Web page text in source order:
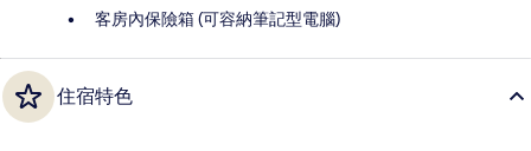
客房內保險箱 (可容納筆記型電腦)
住宿特色